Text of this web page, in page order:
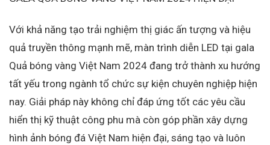
Với khả năng tạo trải nghiệm thị giác ấn tượng và hiệu
quả truyền thông mạnh mẽ, màn trình diễn LED tại gala
Quả bóng vàng Việt Nam 2024 đang trở thành xu hướng
tất yếu trong ngành tổ chức sự kiện chuyên nghiệp hiện
nay. Giải pháp này không chỉ đáp ứng tốt các yêu cầu
hiển thị kỹ thuật công phu mà còn góp phần xây dựng
hình ảnh bóng đá Việt Nam hiện đại, sáng tạo và luôn